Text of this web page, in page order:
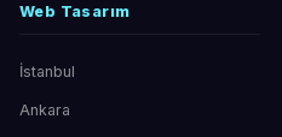
Web Tasarım
İstanbul
Ankara